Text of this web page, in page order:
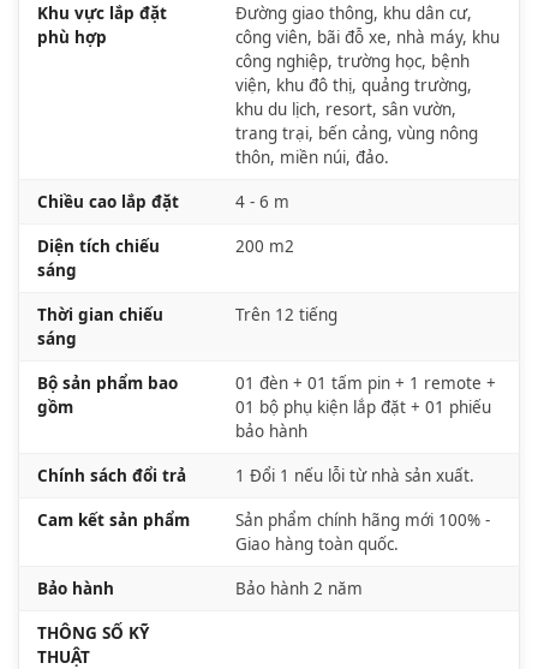
Khu vực lắp đặt
phù hợp
Đường giao thông, khu dân cư,
công viên, bãi đỗ xe, nhà máy, khu
công nghiệp, trường học, bệnh
viện, khu đô thị, quảng trường,
khu du lịch, resort, sân vườn,
trang trại, bến cảng, vùng nông
thôn, miền núi, đảo.
Chiều cao lắp đặt 4 - 6 m
Diện tích chiếu
sáng
200 m2
Thời gian chiếu
sáng
Trên 12 tiếng
Bộ sản phẩm bao
gồm
01 đèn + 01 tấm pin + 1 remote +
01 bộ phụ kiện lắp đặt + 01 phiếu
bảo hành
Chính sách đổi trả 1 Đổi 1 nếu lỗi từ nhà sản xuất.
Cam kết sản phẩm
Sản phẩm chính hãng mới 100% -
Giao hàng toàn quốc.
Bảo hành Bảo hành 2 năm
THÔNG SỐ KỸ
THUẬT